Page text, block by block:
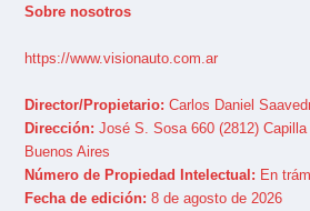
Sobre nosotros
https://www.visionauto.com.ar
Director/Propietario: Carlos Daniel
Dirección: José S. Sosa 660 (2812)
Buenos Aires
Número de Propiedad Intelectual: En
Fecha de edición: 8 de agosto de 2026